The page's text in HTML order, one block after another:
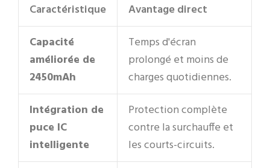
Caractéristique
Avantage direct
Capacité
améliorée de
2450mAh
Temps d'écran
prolongé et moins de
charges quotidiennes.
Intégration de
puce IC
intelligente
Protection complète
contre la surchauffe et
les courts-circuits.